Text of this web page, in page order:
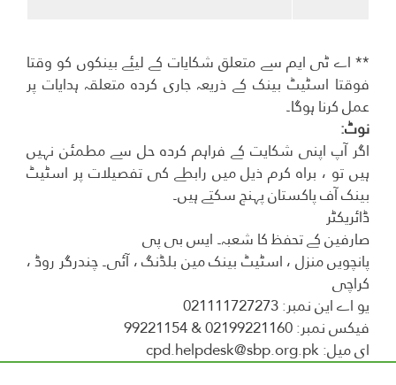
** اے ٹی ایم سے متعلق شکایات کے لیئے بینکوں کو وقتا
فوقتا اسٹیٹ بینک کے ذریعہ جاری کردہ متعلقہ ہدایات پر
عمل کرنا ہوگا۔
نوٹ:
اگر آپ اپنی شکایت کے فراہم کردہ حل سے مطمئن نہیں
ہیں تو ، براہ کرم ذیل میں رابطے کی تفصیلات پر اسٹیٹ
بینک آف پاکستان پہنچ سکتے ہیں۔
ڈائریکٹر
صارفین کے تحفظ کا شعبہ۔ ایس بی پی
پانچویں منزل ، اسٹیٹ بینک مین بلڈنگ ، آئی۔ چندرگر روڈ ،
کراچی
یو اے این نمبر: 021111727273
فیکس نمبر: 02199221160 & 99221154
ای میل: cpd.helpdesk@sbp.org.pk